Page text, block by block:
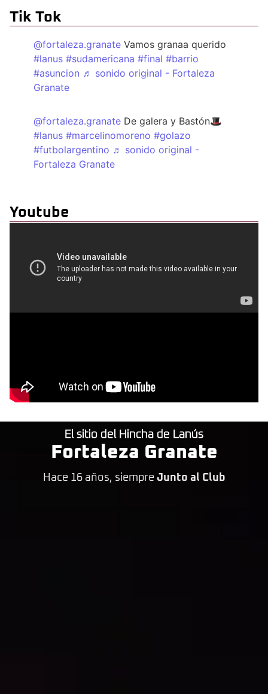
Tik Tok
@fortaleza.granate Vamos granaa querido
#lanus #sudamericana #final #barrio
#asuncion ♬ sonido original - Fortaleza
Granate
@fortaleza.granate De galera y Bastón🎩
#lanus #marcelinomoreno #golazo
#futbolargentino ♬ sonido original -
Fortaleza Granate
Youtube
El sitio del Hincha de Lanús
Fortaleza Granate
Hace 16 años, siempre Junto al Club